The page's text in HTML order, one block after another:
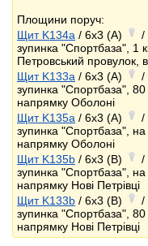
Площини поруч:
Щит K134a / 6x3 (A)
/
зупинка "Спортбаза", 1
Петровський провулок,
Щит K133a / 6x3 (A)
/
зупинка "Спортбаза",
напрямку Оболоні
Щит K135a / 6x3 (A)
/
зупинка "Спортбаза", на
напрямку Оболоні
Щит K135b / 6x3 (B)
/
зупинка "Спортбаза", на
напрямку Нові Петрівці
Щит K133b / 6x3 (B)
/
зупинка "Спортбаза",
напрямку Нові Петрівці